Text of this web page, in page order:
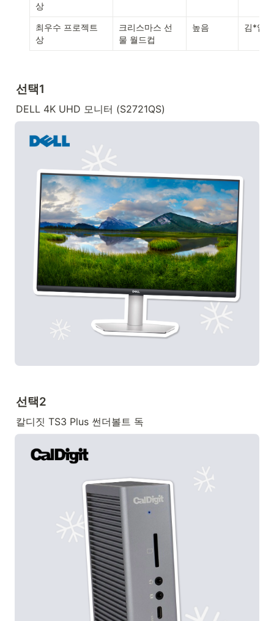
상
최우수 프로젝트
상
크리스마스 선
물 월드컵
높음 김*엽
선택1
DELL 4K UHD 모니터 (S2721QS)
선택2
칼디짓 TS3 Plus 썬더볼트 독